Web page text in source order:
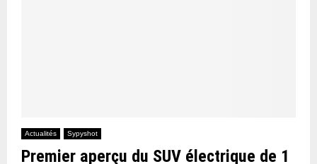
Actualités Sypyshot
Premier aperçu du SUV électrique de 1